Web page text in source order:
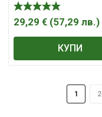
29,29 € (57,29 лв.)
КУПИ
1 2